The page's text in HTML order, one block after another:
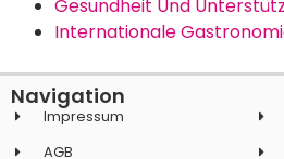
Gesundheit Und
Internationale
Navigation
Impressum
AGB